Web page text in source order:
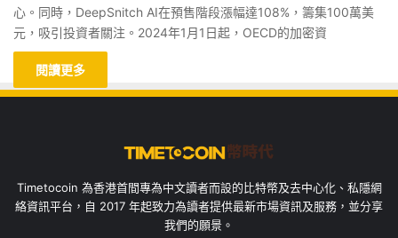
心。同時，DeepSnitch AI在預售階段漲幅達108%，籌集100萬美
元，吸引投資者關注。2024年1月1日起，OECD的加密資
閱讀更多
Timetocoin 為香港首間專為中文讀者而設的比特幣及去中心化、私隱網
絡資訊平台，自 2017 年起致力為讀者提供最新市場資訊及服務，並分享
我們的願景。